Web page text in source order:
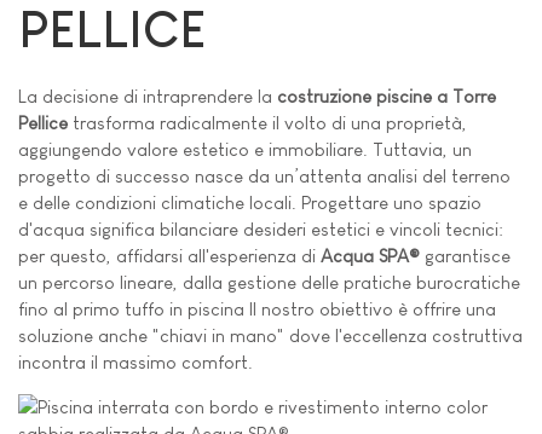
PELLICE
La decisione di intraprendere la costruzione piscine a Torre
Pellice trasforma radicalmente il volto di una proprietà,
aggiungendo valore estetico e immobiliare. Tuttavia, un
progetto di successo nasce da un’attenta analisi del terreno
e delle condizioni climatiche locali. Progettare uno spazio
d'acqua significa bilanciare desideri estetici e vincoli tecnici:
per questo, affidarsi all'esperienza di Acqua SPA® garantisce
un percorso lineare, dalla gestione delle pratiche burocratiche
fino al primo tuffo in piscina Il nostro obiettivo è offrire una
soluzione anche "chiavi in mano" dove l'eccellenza costruttiva
incontra il massimo comfort.